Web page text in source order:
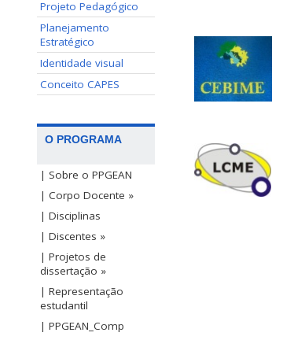
Projeto Pedagógico
Planejamento
Estratégico
Identidade visual
Conceito CAPES
O PROGRAMA
| Sobre o PPGEAN
| Corpo Docente »
| Disciplinas
| Discentes »
| Projetos de
dissertação »
| Representação
estudantil
| PPGEAN_Comp